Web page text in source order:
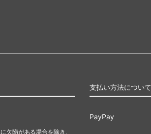
欠陥がある場合を除き、
支払い方法について
PayPay